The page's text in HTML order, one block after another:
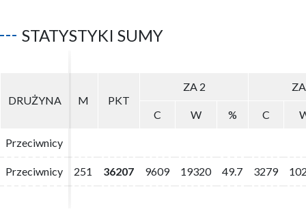
STATYSTYKI SUMY
DRUŻYNA M PKT
ZA 2
C W % C
Przeciwnicy
Przeciwnicy 251 36207 9609 19320 49.7 3279
DRUŻYNA M PKT
ZA 2
C W % C
Przeciwnicy
Przeciwnicy 251 36207 9609 19320 49.7 3279